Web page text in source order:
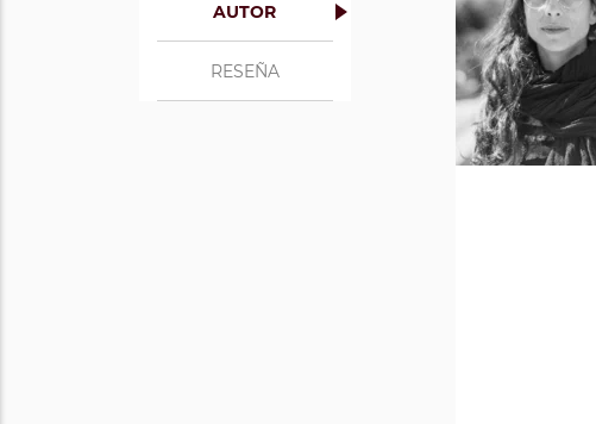
AUTOR
RESEÑA